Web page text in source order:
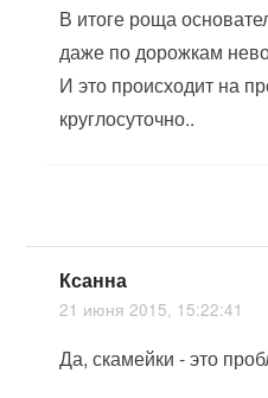
В итоге роща
даже по дорожкам
И это происходит на
круглосуточно..
Ксанна
21 июня 2015, 15:22:41
Да, скамейки - это